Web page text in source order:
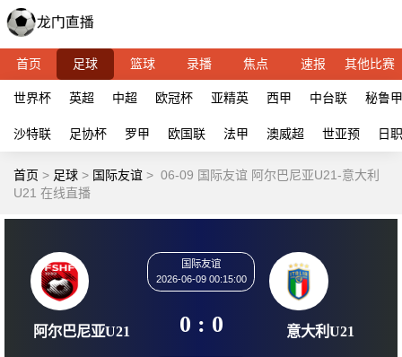
首页 足球 篮球 录播 焦点 速报 其他比赛
世界杯 英超 中超 欧冠杯 亚精英 西甲 中台联 秘鲁甲
沙特联 足协杯 罗甲 欧国联 法甲 澳威超 世亚预 日
首页 > 足球 > 国际友谊 > 06-09 国际友谊 阿尔巴尼亚U21-意大利
U21 在线直播
国际友谊
2026-06-09 00:15:00